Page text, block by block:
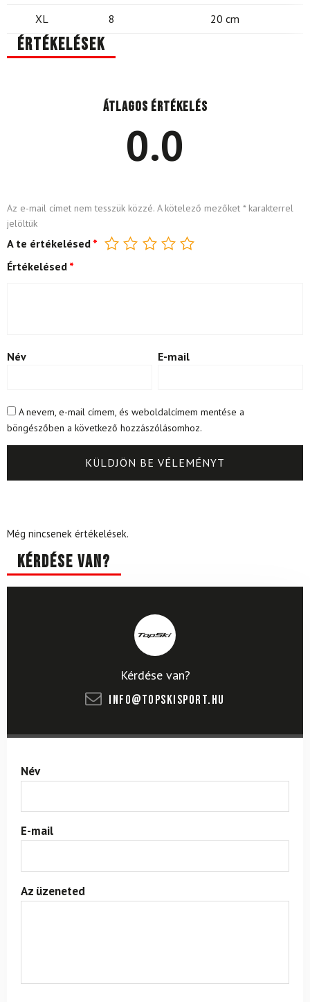
XL 8 20 cm
Értékelések
Átlagos értékelés
0.0
Az e-mail címet nem tesszük közzé. A kötelező mezőket *karakterrel
jelöltük
A te értékelésed *
Értékelésed *
Név E-mail
A nevem, e-mail címem, és weboldalcímem mentése a
böngészőben a következő hozzászólásomhoz.
Még nincsenek értékelések.
Kérdése van?
Kérdése van?
info@topskisport.hu
Név
E-mail
Az üzeneted